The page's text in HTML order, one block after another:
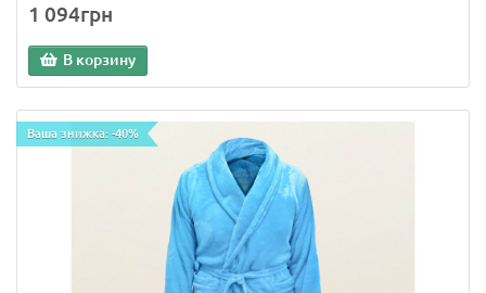
1 094грн
В корзину
Ваша знижка: -40%